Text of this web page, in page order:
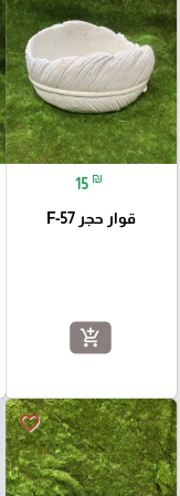
15 ₪
قوار حجر F-57
add_shopping_cart
favorite_border